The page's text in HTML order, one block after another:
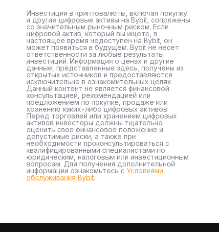
Инвестиции в криптовалюты, включая покупку
и другие цифровые активы на Bybit, сопряжены
со значительным рыночным риском. Если
цифровой актив, который вы ищете, в
настоящее время недоступен на Bybit, он
может появиться в будущем. Bybit не несет
ответственности за любые результаты
инвестиций. Информация о ценах и другие
данные, представленные здесь, получены из
открытых источников и предоставляются
исключительно в ознакомительных целях.
Данный контент не является финансовой
консультацией, рекомендацией или
предложением по покупке, продаже или
хранению каких-либо цифровых активов.
Перед торговлей или хранением цифровых
активов инвесторы должны тщательно
оценить свое финансовое положение и
допустимые риски, а также при
необходимости проконсультироваться с
квалифицированными специалистами по
юридическим, налоговым или инвестиционным
вопросам. Для получения дополнительной
информации ознакомьтесь с Условиями
обслуживания Bybit.